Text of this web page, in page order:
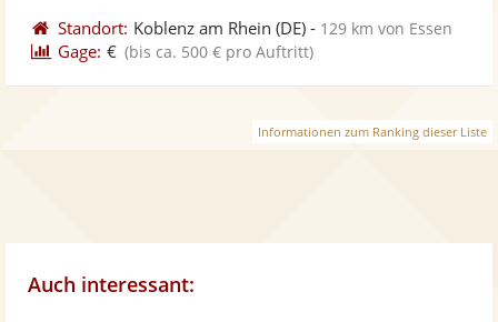
Standort: Koblenz am Rhein (DE) - 129 km von Essen
Gage: € (bis ca. 500 € pro Auftritt)
Informationen zum Ranking dieser Liste
Auch interessant: